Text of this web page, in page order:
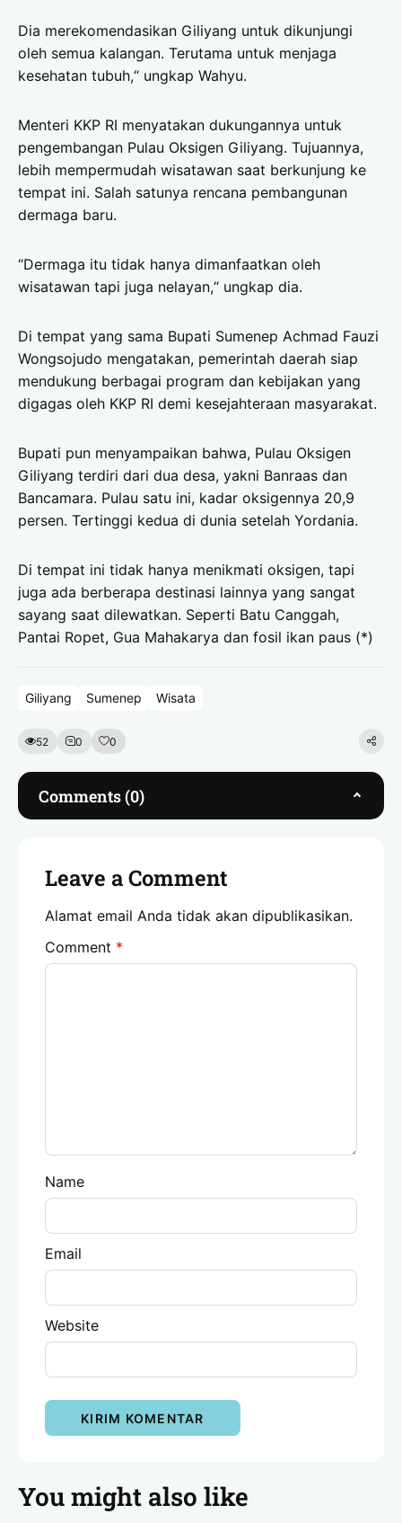
Dia merekomendasikan Giliyang untuk dikunjungi
oleh semua kalangan. Terutama untuk menjaga
kesehatan tubuh,“ ungkap Wahyu.
Menteri KKP RI menyatakan dukungannya untuk
pengembangan Pulau Oksigen Giliyang. Tujuannya,
lebih mempermudah wisatawan saat berkunjung ke
tempat ini. Salah satunya rencana pembangunan
dermaga baru.
“Dermaga itu tidak hanya dimanfaatkan oleh
wisatawan tapi juga nelayan,“ ungkap dia.
Di tempat yang sama Bupati Sumenep Achmad Fauzi
Wongsojudo mengatakan, pemerintah daerah siap
mendukung berbagai program dan kebijakan yang
digagas oleh KKP RI demi kesejahteraan masyarakat.
Bupati pun menyampaikan bahwa, Pulau Oksigen
Giliyang terdiri dari dua desa, yakni Banraas dan
Bancamara. Pulau satu ini, kadar oksigennya 20,9
persen. Tertinggi kedua di dunia setelah Yordania.
Di tempat ini tidak hanya menikmati oksigen, tapi
juga ada berberapa destinasi lainnya yang sangat
sayang saat dilewatkan. Seperti Batu Canggah,
Pantai Ropet, Gua Mahakarya dan fosil ikan paus (*)
Giliyang Sumenep Wisata
52 0 0
Comments (0)
Leave a Comment
Alamat email Anda tidak akan dipublikasikan.
Comment *
Name
Email
Website
You might also like